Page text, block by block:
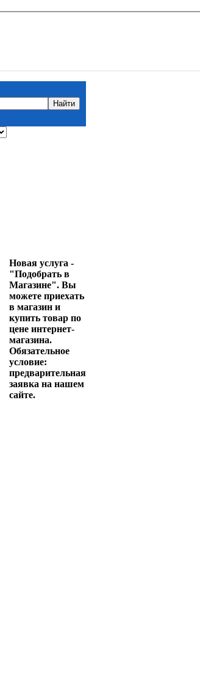
Новая услуга -
"Подобрать в
Магазине". Вы
можете приехать
в магазин и
купить товар по
цене интернет-
магазина.
Обязательное
условие:
предварительная
заявка на нашем
сайте.